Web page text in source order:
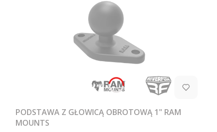
PODSTAWA Z GŁOWICĄ OBROTOWĄ 1" RAM
MOUNTS